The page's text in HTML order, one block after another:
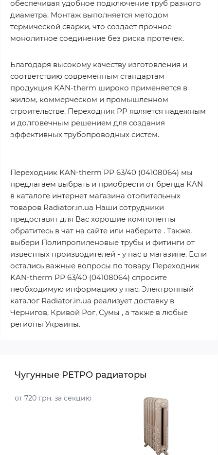
обеспечивая удобное подключение труб разного
диаметра. Монтаж выполняется методом
термической сварки, что создает прочное
монолитное соединение без риска протечек.
Благодаря высокому качеству изготовления и
соответствию современным стандартам
продукция KAN-therm широко применяется в
жилом, коммерческом и промышленном
строительстве. Переходник PP является надежным
и долговечным решением для создания
эффективных трубопроводных систем.
Переходник KAN-therm РР 63/40 (04108064) мы
предлагаем выбрать и приобрести от бренда KAN
в каталоге интернет магазина отопительных
товаров Radiator.in.ua Наши сотрудники
предоставят для Вас хорошие компоненты
обратитесь в чат на сайте или наберите . Также,
выбери Полипропиленовые трубы и фитинги от
известных производителей - у нас в магазине. Если
остались важные вопросы по товару Переходник
KAN-therm РР 63/40 (04108064) спросите
необходимую информацию у нас. Электронный
каталог Radiator.in.ua реализует доставку в
Чернигов, Кривой Рог, Сумы , а также в любые
регионы Украины.
Чугунные РЕТРО радиаторы
от 720 грн. за секцию